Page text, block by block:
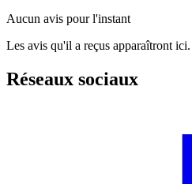
Aucun avis pour l'instant
Les avis qu'il a reçus apparaîtront ici.
Réseaux sociaux